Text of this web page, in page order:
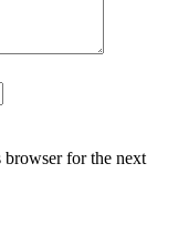
browser for the next